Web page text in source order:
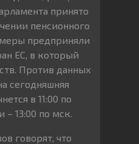
принято
пенсионного
предприняли
ЕС, в который
Против данных
сегодняшняя
в 11:00 по
13:00 по мск.
говорят, что